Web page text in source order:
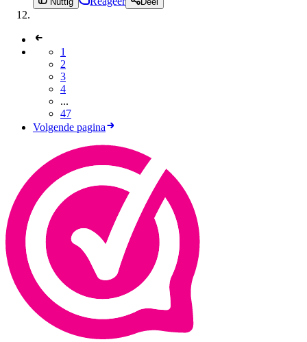
1
2
3
4
...
47
Volgende pagina